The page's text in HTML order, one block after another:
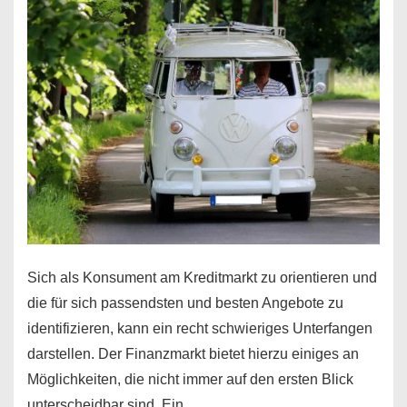
Haus
Sich als Konsument am Kreditmarkt zu orientieren und
die für sich passendsten und besten Angebote zu
identifizieren, kann ein recht schwieriges Unterfangen
darstellen. Der Finanzmarkt bietet hierzu einiges an
Möglichkeiten, die nicht immer auf den ersten Blick